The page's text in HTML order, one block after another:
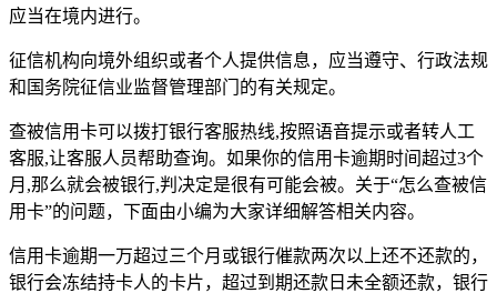
应当在境内进行。
征信机构向境外组织或者个人提供信息，应当遵守、行政法规
和国务院征信业监督管理部门的有关规定。
查被信用卡可以拨打银行客服热线,按照语音提示或者转人工
客服,让客服人员帮助查询。如果你的信用卡逾期时间超过3个
月,那么就会被银行,判决定是很有可能会被。关于“怎么查被信
用卡”的问题，下面由小编为大家详细解答相关内容。
信用卡逾期一万超过三个月或银行催款两次以上还不还款的，
银行会冻结持卡人的卡片，超过到期还款日未全额还款，银行